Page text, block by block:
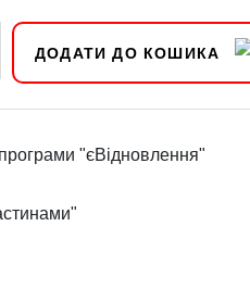
ДОДАТИ ДО КОШИКА